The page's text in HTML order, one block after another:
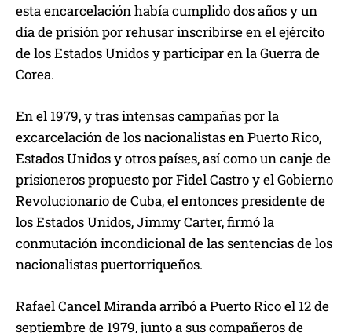
esta encarcelación había cumplido dos años y un
día de prisión por rehusar inscribirse en el ejército
de los Estados Unidos y participar en la Guerra de
Corea.
En el 1979, y tras intensas campañas por la
excarcelación de los nacionalistas en Puerto Rico,
Estados Unidos y otros países, así como un canje de
prisioneros propuesto por Fidel Castro y el Gobierno
Revolucionario de Cuba, el entonces presidente de
los Estados Unidos, Jimmy Carter, firmó la
conmutación incondicional de las sentencias de los
nacionalistas puertorriqueños.
Rafael Cancel Miranda arribó a Puerto Rico el 12 de
septiembre de 1979, junto a sus compañeros de